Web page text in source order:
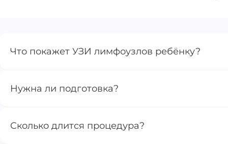
Что покажет УЗИ лимфоузлов ребёнку?
Нужна ли подготовка?
Сколько длится процедура?